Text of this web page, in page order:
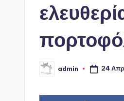
Συγγραφέας:
admin 24